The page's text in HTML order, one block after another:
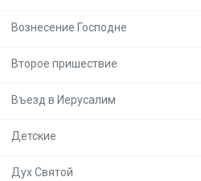
Вознесение Господне
Второе пришествие
Въезд в Иерусалим
Детские
Дух Святой